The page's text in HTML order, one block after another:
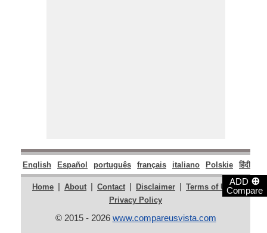
ADD ⊕
Compare
English Español português français italiano Polskie हिंदी
Home | About | Contact | Disclaimer | Terms of Use |
Privacy Policy
© 2015 - 2026 www.compareusvista.com